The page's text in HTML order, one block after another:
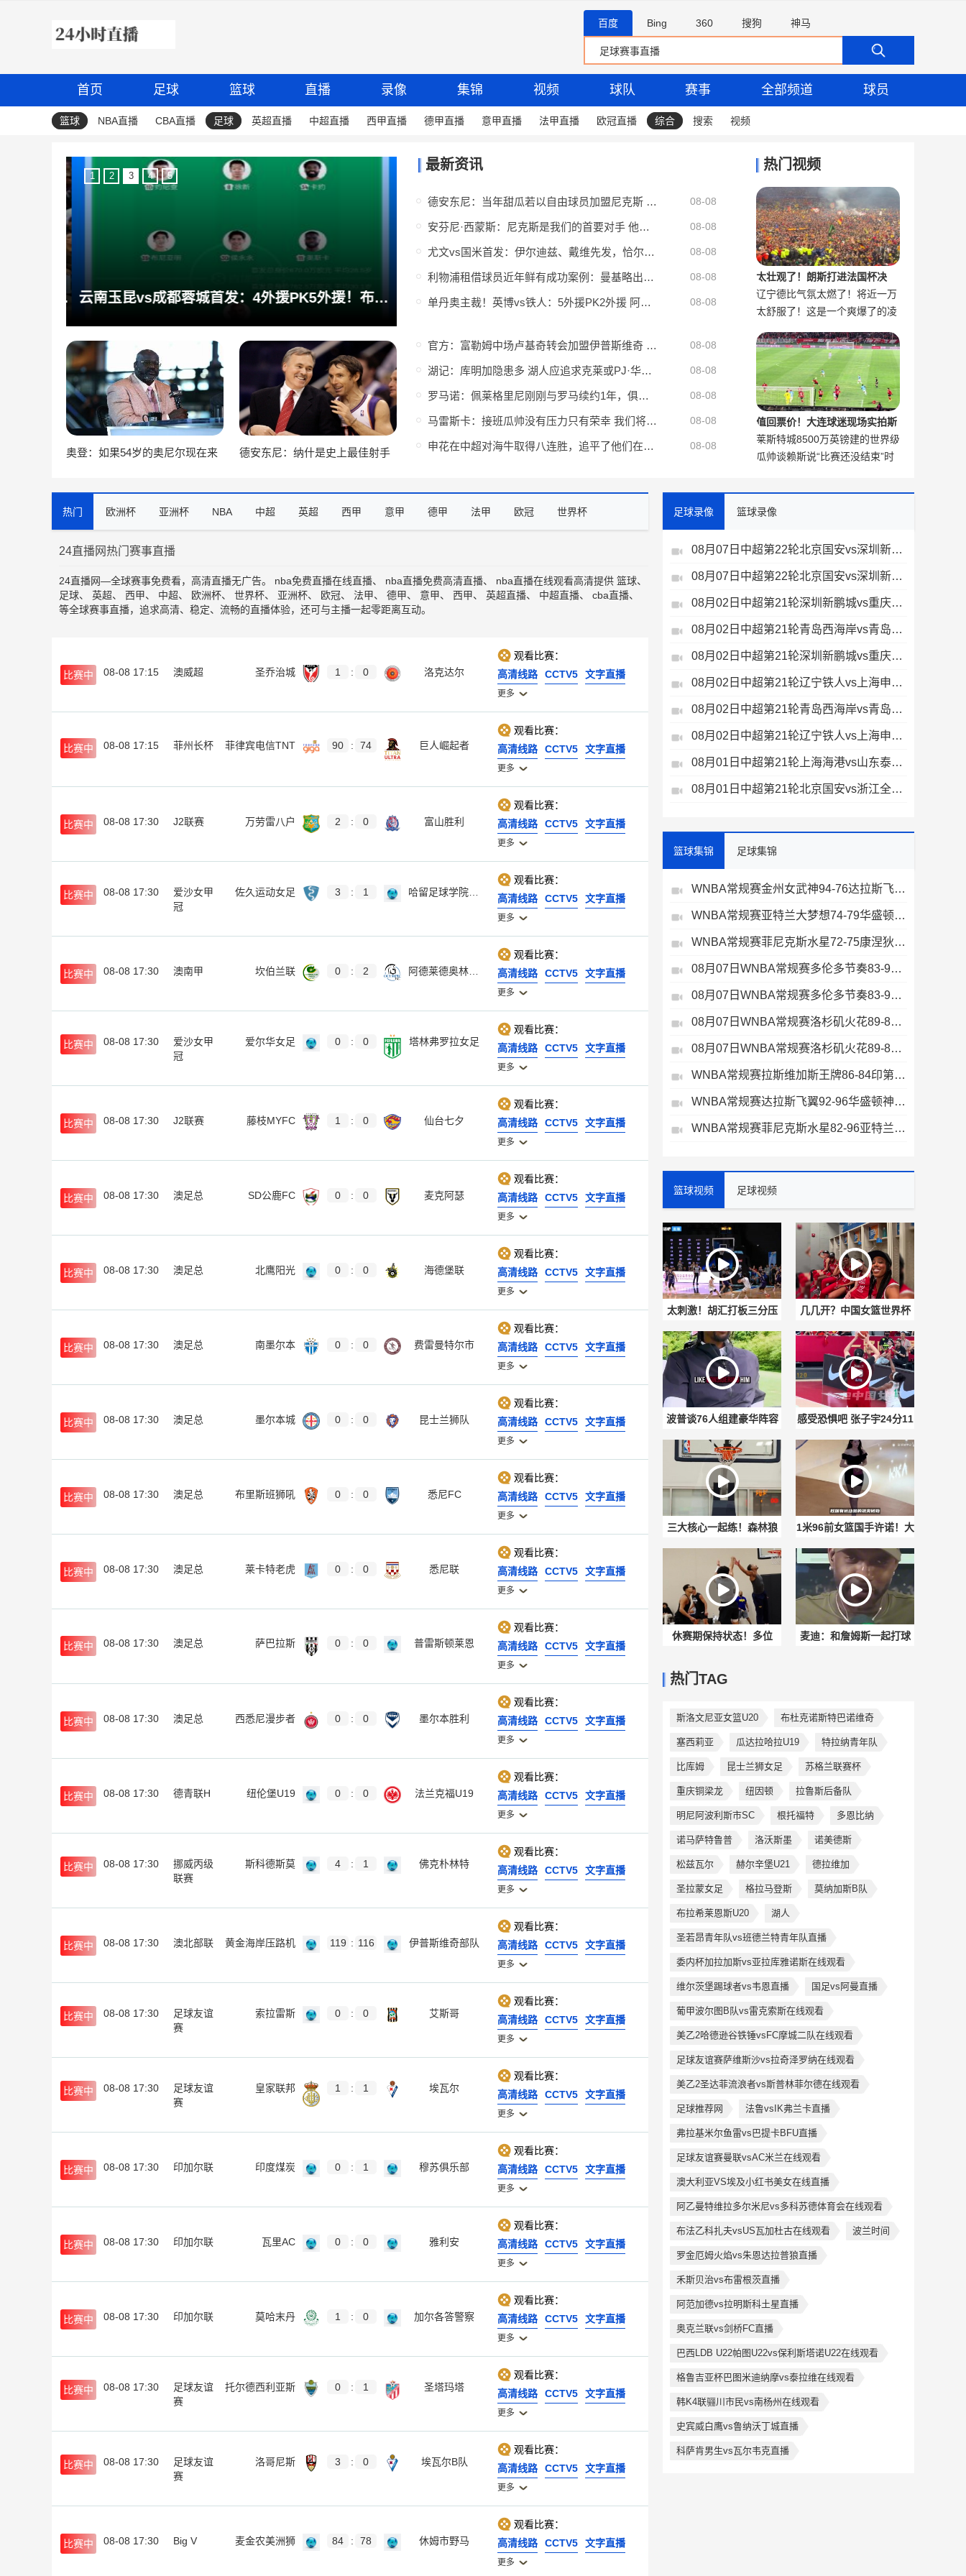
百度 Bing 360 搜狗 神马
首页 足球 篮球 直播 录像 集锦 视频 球队 赛事 全部频道 球员
篮球 NBA直播 CBA直播 足球 英超直播 中超直播 西甲直播 德甲直播 意甲直播 法甲直播 欧冠直播 综合 搜索 视频
云南玉昆vs成都蓉城首发：4外援PK5外援！布尼亚明、韦世豪先发 英博在本赛季中超的十个主场比赛中赢得了七场，与蓉城并列最多
1 2 3 4 5
奥登：如果54岁的奥尼尔现在来
德安东尼：纳什是史上最佳射手
最新资讯
德安东尼：当年甜瓜若以自由球员加盟尼克斯 那我们能争冠 08-08
安芬尼·西蒙斯：尼克斯是我们的首要对手 他们是卫冕冠军 08-08
尤文vs国米首发：伊尔迪兹、戴维先发，恰尔汗奥卢、博尼出战 08-08
利物浦租借球员近年鲜有成功案例：曼基略出战10场，阿图尔仅1场 08-08
单丹奥主裁！英博vs铁人：5外援PK2外援 阿奇姆彭、热菲尼奥出战 08-08
官方：富勒姆中场卢基奇转会加盟伊普斯维奇 据悉费用900万英镑 08-08
湖记：库明加隐患多 湖人应追求克莱或PJ·华盛顿 08-08
罗马诺：佩莱格里尼刚刚与罗马续约1年，俱乐部即将官宣 08-08
马雷斯卡：接班瓜帅没有压力只有荣幸 我们将全力延续夺冠传统 08-08
申花在中超对海牛取得八连胜，追平了他们在中超队史最长连胜纪录 08-08
热门视频
太壮观了！朗斯打进法国杯决
赛，球迷疯狂冲场庆祝
辽宁德比气氛太燃了！将近一万
大连球迷现场助威
太舒服了！这是一个爽爆了的凌
空抽射合集
值回票价！大连球迷现场实拍斯
坦丘天外飞仙
莱斯特城8500万英镑建的世界级
训练基地，只能用来备战英甲了
瓜帅谈赖斯说“比赛还没结束”时
热门
欧洲杯 亚洲杯 NBA 中超 英超 西甲 意甲 德甲 法甲 欧冠 世界杯
24直播网热门赛事直播
24直播网—全球赛事免费看，高清直播无广告。 nba免费直播在线直播、 nba直播免费高清直播、 nba直播在线观看高清提供 篮球、
足球、 英超、 西甲、 中超、 欧洲杯、 世界杯、 亚洲杯、 欧冠、 法甲、 德甲、 意甲、 西甲、 英超直播、 中超直播、 cba直播、
等全球赛事直播，追求高清、稳定、流畅的直播体验，还可与主播一起零距离互动。
比赛中 08-08 17:15 澳威超 圣乔治城 1 : 0 洛克达尔
观看比赛：
高清线路
CCTV5 文字直播
更多
比赛中 08-08 17:15 菲州长杯 菲律宾电信TNT 90 : 74 巨人崛起者
观看比赛：
高清线路
CCTV5 文字直播
更多
比赛中 08-08 17:30 J2联赛 万劳雷八户 2 : 0 富山胜利
观看比赛：
高清线路
CCTV5 文字直播
更多
比赛中 08-08 17:30
爱沙女甲
冠
佐久运动女足 3 : 1
观看比赛：
高清线路
CCTV5 文字直播
更多
比赛中 08-08 17:30 澳南甲 坎伯兰联 0 : 2
观看比赛：
高清线路
CCTV5 文字直播
更多
比赛中 08-08 17:30
爱沙女甲
冠
爱尔华女足 0 : 0 塔林弗罗拉女足
观看比赛：
高清线路
CCTV5 文字直播
更多
比赛中 08-08 17:30 J2联赛 藤枝MYFC 1 : 0 仙台七夕
观看比赛：
高清线路
CCTV5 文字直播
更多
比赛中 08-08 17:30 澳足总 SD公鹿FC 0 : 0 麦克阿瑟
观看比赛：
高清线路
CCTV5 文字直播
更多
比赛中 08-08 17:30 澳足总 北鹰阳光 0 : 0 海德堡联
观看比赛：
高清线路
CCTV5 文字直播
更多
比赛中 08-08 17:30 澳足总 南墨尔本 0 : 0 费雷曼特尔市
观看比赛：
高清线路
CCTV5 文字直播
更多
比赛中 08-08 17:30 澳足总 墨尔本城 0 : 0 昆士兰狮队
观看比赛：
高清线路
CCTV5 文字直播
更多
比赛中 08-08 17:30 澳足总 布里斯班狮吼 0 : 0 悉尼FC
观看比赛：
高清线路
CCTV5 文字直播
更多
比赛中 08-08 17:30 澳足总 莱卡特老虎 0 : 0 悉尼联
观看比赛：
高清线路
CCTV5 文字直播
更多
比赛中 08-08 17:30 澳足总 萨巴拉斯 0 : 0 普雷斯顿莱恩
观看比赛：
高清线路
CCTV5 文字直播
更多
比赛中 08-08 17:30 澳足总 西悉尼漫步者 0 : 0 墨尔本胜利
观看比赛：
高清线路
CCTV5 文字直播
更多
比赛中 08-08 17:30 德青联H 纽伦堡U19 0 : 0 法兰克福U19
观看比赛：
高清线路
CCTV5 文字直播
更多
比赛中 08-08 17:30
挪威丙级
联赛
斯科德斯莫 4 : 1 佛克朴林特
观看比赛：
高清线路
CCTV5 文字直播
更多
比赛中 08-08 17:30 澳北部联 黄金海岸压路机 119 : 116 伊普斯维奇部队
观看比赛：
高清线路
CCTV5 文字直播
更多
比赛中 08-08 17:30
足球友谊
赛
索拉雷斯 0 : 0 艾斯哥
观看比赛：
高清线路
CCTV5 文字直播
更多
比赛中 08-08 17:30
足球友谊
赛
皇家联邦 1 : 1 埃瓦尔
观看比赛：
高清线路
CCTV5 文字直播
更多
比赛中 08-08 17:30 印加尔联 印度煤炭 0 : 1 穆苏俱乐部
观看比赛：
高清线路
CCTV5 文字直播
更多
比赛中 08-08 17:30 印加尔联 瓦里AC 0 : 0 雅利安
观看比赛：
高清线路
CCTV5 文字直播
更多
比赛中 08-08 17:30 印加尔联 莫哈末丹 1 : 0 加尔各答警察
观看比赛：
高清线路
CCTV5 文字直播
更多
比赛中 08-08 17:30
足球友谊
赛
托尔德西利亚斯 0 : 1 圣塔玛塔
观看比赛：
高清线路
CCTV5 文字直播
更多
比赛中 08-08 17:30
足球友谊
赛
洛哥尼斯 3 : 0 埃瓦尔B队
观看比赛：
高清线路
CCTV5 文字直播
更多
比赛中 08-08 17:30 Big V 麦金农美洲狮 84 : 78 休姆市野马
观看比赛：
高清线路
CCTV5 文字直播
更多
足球录像 篮球录像
08月07日中超第22轮北京国安vs深圳新鹏城全场录像
08月07日中超第22轮北京国安vs深圳新鹏城全场录像
08月02日中超第21轮深圳新鹏城vs重庆铜梁龙全场录像
08月02日中超第21轮青岛西海岸vs青岛海牛全场录像
08月02日中超第21轮深圳新鹏城vs重庆铜梁龙全场录像
08月02日中超第21轮辽宁铁人vs上海申花全场录像
08月02日中超第21轮青岛西海岸vs青岛海牛全场录像
08月02日中超第21轮辽宁铁人vs上海申花全场录像
08月01日中超第21轮上海海港vs山东泰山全场录像
08月01日中超第21轮北京国安vs浙江全场录像
篮球集锦 足球集锦
WNBA常规赛金州女武神94-76达拉斯飞翼全场集锦
WNBA常规赛亚特兰大梦想74-79华盛顿神秘人全场集锦
WNBA常规赛菲尼克斯水星72-75康涅狄格太阳全场集锦
08月07日WNBA常规赛多伦多节奏83-97波特兰火焰集锦
08月07日WNBA常规赛多伦多节奏83-97波特兰火焰集锦
08月07日WNBA常规赛洛杉矶火花89-82明尼苏达山猫全场集锦
08月07日WNBA常规赛洛杉矶火花89-82明尼苏达山猫全场集锦
WNBA常规赛拉斯维加斯王牌86-84印第安纳狂热全场集锦
WNBA常规赛达拉斯飞翼92-96华盛顿神秘人全场集锦
WNBA常规赛菲尼克斯水星82-96亚特兰大梦想全场集锦
篮球视频 足球视频
太刺激！胡汇打板三分压
哨绝杀清华大学，助上海
交通大学杀入AUBL决赛
几几开？中国女篮世界杯
首战天崩开局，直面世界
第一的美国女篮。
波普谈76人组建豪华阵容️
感受恐惧吧 张子宇24分11
篮板统治内线！
三大核心一起练！森林狼
官方晒华子与三球、麦丹
训练视频
1米96前女篮国手许诺！大
长腿穿黑裙，高个子女生
的天花板
休赛期保持状态！多位
NBPA训练中心打训练赛
麦迪：和詹姆斯一起打球
热门TAG
斯洛文尼亚女篮U20 布杜克诺斯特巴诺维奇
塞西莉亚 瓜达拉哈拉U19 特拉纳青年队
比库姆 昆士兰狮女足 苏格兰联赛杯
重庆铜梁龙 纽因顿 拉鲁斯后备队
明尼阿波利斯市SC 根托福特 多恩比纳
诺马萨特鲁普 洛沃斯墨 诺美德斯
松兹瓦尔 赫尔辛堡U21 德拉维加
圣拉蒙女足 格拉马登斯 莫纳加斯B队
布拉希莱恩斯U20 湖人
圣若昂青年队vs班德兰特青年队直播
委内杯加拉加斯vs亚拉库雅诺斯在线观看
维尔茨堡踢球者vs韦恩直播 国足vs阿曼直播
葡甲波尔图B队vs雷克索斯在线观看
美乙2哈德逊谷铁锤vsFC摩城二队在线观看
足球友谊赛萨维斯沙vs拉奇泽罗纳在线观看
美乙2圣达菲流浪者vs斯普林菲尔德在线观看
足球推荐网 法鲁vsIK弗兰卡直播
弗拉基米尔鱼雷vs巴提卡BFU直播
足球友谊赛曼联vsAC米兰在线观看
澳大利亚VS埃及小红书美女在线直播
阿乙曼特维拉多尔米尼vs多科苏德体育会在线观看
布法乙科扎夫vsUS瓦加杜古在线观看 波兰时间
罗金厄姆火焰vs朱恩达拉普狼直播
禾斯贝治vs布雷根茨直播
阿范加德vs拉明斯科土星直播
奥克兰联vs剑桥FC直播
巴西LDB U22帕图U22vs保利斯塔诺U22在线观看
格鲁吉亚杯巴图米迪纳摩vs泰拉维在线观看
韩K4联骊川市民vs南杨州在线观看
史宾威白鹰vs鲁纳沃丁城直播
科萨肯男生vs瓦尔韦克直播